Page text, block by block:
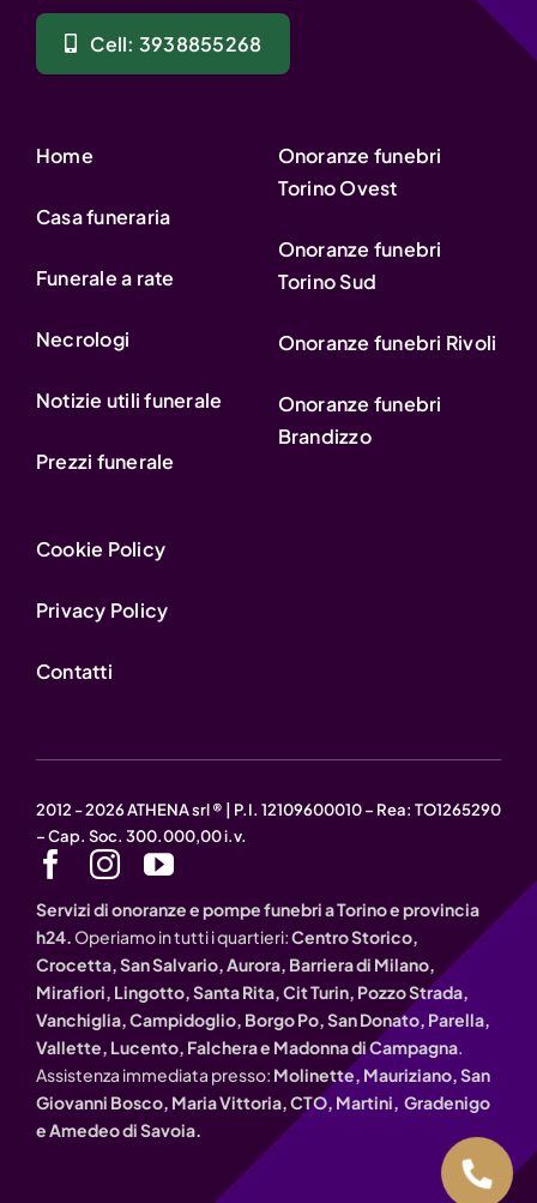
Cell: 3938855268
Home
Casa funeraria
Funerale a rate
Necrologi
Notizie utili funerale
Prezzi funerale
Onoranze funebri
Torino Ovest
Onoranze funebri
Torino Sud
Onoranze funebri Rivoli
Onoranze funebri
Brandizzo
Cookie Policy
Privacy Policy
Contatti
2012 - 2026 ATHENA srl ® | P.I. 12109600010 – Rea: TO1265290
– Cap. Soc. 300.000,00 i.v.
Servizi di onoranze e pompe funebri a Torino e provincia
h24. Operiamo in tutti i quartieri:Centro Storico,
Crocetta, San Salvario, Aurora, Barriera di Milano,
Mirafiori, Lingotto, Santa Rita, Cit Turin, Pozzo Strada,
Vanchiglia, Campidoglio, Borgo Po, San Donato, Parella,
Vallette, Lucento, Falchera e Madonna di Campagna.
Assistenza immediata presso: Molinette, Mauriziano, San
Giovanni Bosco, Maria Vittoria, CTO, Martini, Gradenigo
e Amedeo di Savoia.